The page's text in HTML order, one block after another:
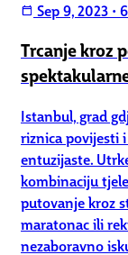
calendar_today Sep 9, 2023 •
Trcanje kroz
Istanbul, grad
riznica povijesti
entuzijaste.
kombinaciju
putovanje kroz
maratonac ili
nezaboravno